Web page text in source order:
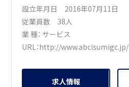
設立年月日 2016年07月11日
従業員数 38人
業 種： サービス
URL：http://www.abcisumigc.jp/
求人情報